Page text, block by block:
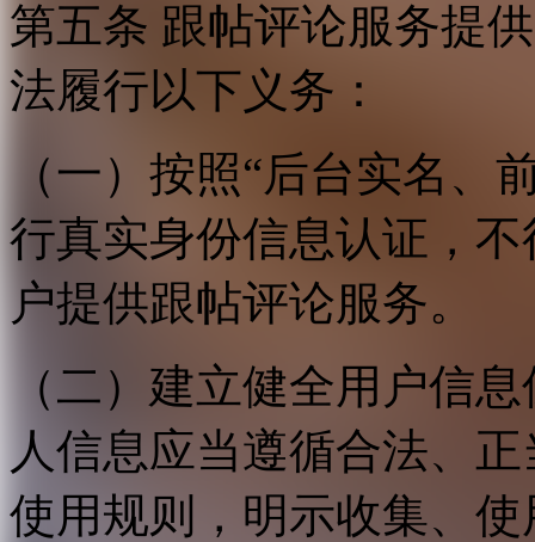
第五条 跟帖评论服务提
法履行以下义务：
（一）按照“后台实名、
行真实身份信息认证，
户提供跟帖评论服务。
（二）建立健全用户信
人信息应当遵循合法、
使用规则，明示收集、